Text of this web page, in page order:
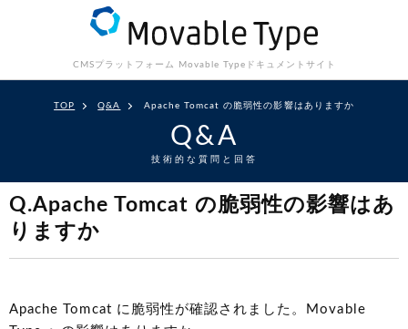
CMSプラットフォーム Movable Type ドキュメントサイト
TOP Q&A Apache Tomcat の脆弱性の影響はありますか
Q&A
技術的な質問と回答
Q.Apache Tomcat の脆弱性の影響はあ
りますか
Apache Tomcat に脆弱性が確認されました。Movable